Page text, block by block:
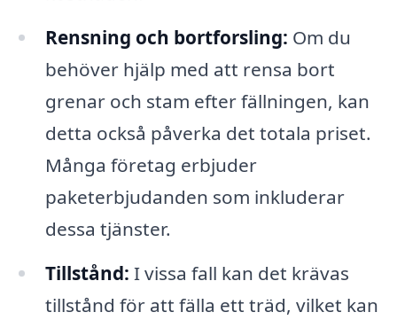
Rensning och bortforsling: Om du
behöver hjälp med att rensa bort
grenar och stam efter fällningen, kan
detta också påverka det totala priset.
Många företag erbjuder
paketerbjudanden som inkluderar
dessa tjänster.
Tillstånd: I vissa fall kan det krävas
tillstånd för att fälla ett träd, vilket kan